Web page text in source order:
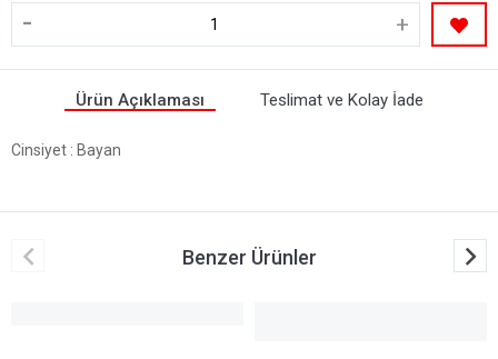
- +
Ürün Açıklaması Teslimat ve Kolay İade
Cinsiyet : Bayan
Benzer Ürünler